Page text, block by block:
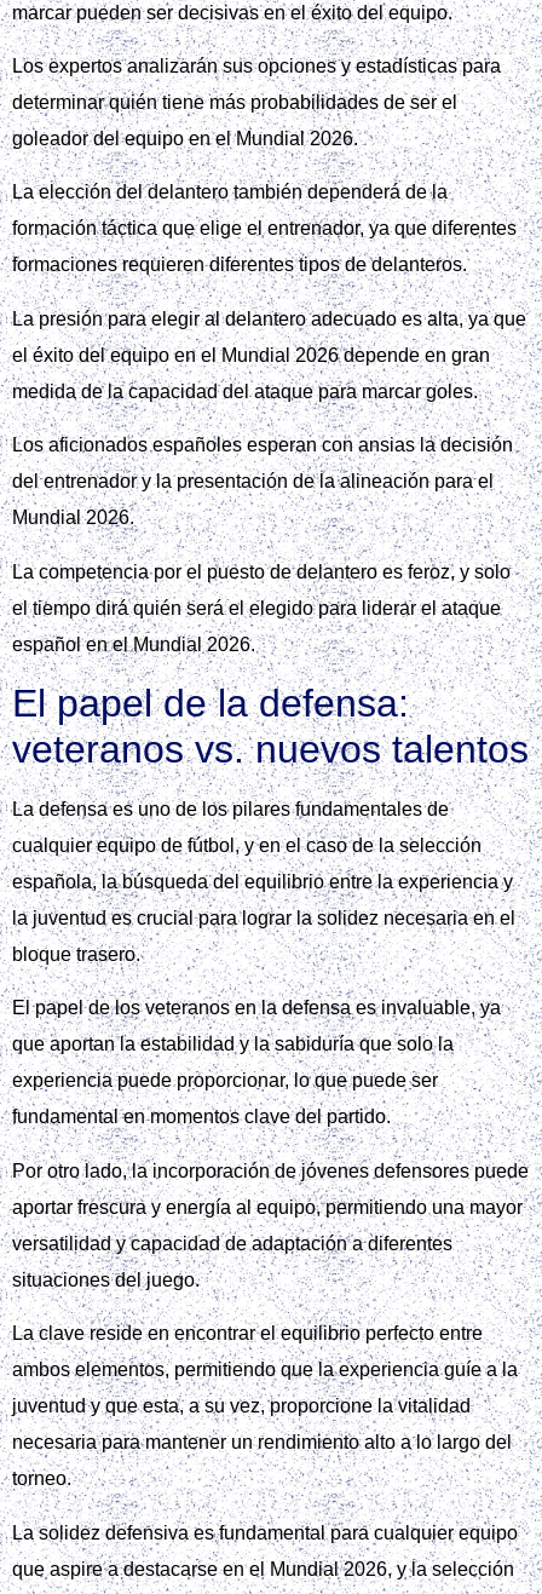
marcar pueden ser decisivas en el éxito del equipo.
Los expertos analizarán sus opciones y estadísticas para
determinar quién tiene más probabilidades de ser el
goleador del equipo en el Mundial 2026.
La elección del delantero también dependerá de la
formación táctica que elige el entrenador, ya que diferentes
formaciones requieren diferentes tipos de delanteros.
La presión para elegir al delantero adecuado es alta, ya que
el éxito del equipo en el Mundial 2026 depende en gran
medida de la capacidad del ataque para marcar goles.
Los aficionados españoles esperan con ansias la decisión
del entrenador y la presentación de la alineación para el
Mundial 2026.
La competencia por el puesto de delantero es feroz, y solo
el tiempo dirá quién será el elegido para liderar el ataque
español en el Mundial 2026.
El papel de la defensa:
veteranos vs. nuevos talentos
La defensa es uno de los pilares fundamentales de
cualquier equipo de fútbol, y en el caso de la selección
española, la búsqueda del equilibrio entre la experiencia y
la juventud es crucial para lograr la solidez necesaria en el
bloque trasero.
El papel de los veteranos en la defensa es invaluable, ya
que aportan la estabilidad y la sabiduría que solo la
experiencia puede proporcionar, lo que puede ser
fundamental en momentos clave del partido.
Por otro lado, la incorporación de jóvenes defensores puede
aportar frescura y energía al equipo, permitiendo una mayor
versatilidad y capacidad de adaptación a diferentes
situaciones del juego.
La clave reside en encontrar el equilibrio perfecto entre
ambos elementos, permitiendo que la experiencia guíe a la
juventud y que esta, a su vez, proporcione la vitalidad
necesaria para mantener un rendimiento alto a lo largo del
torneo.
La solidez defensiva es fundamental para cualquier equipo
que aspire a destacarse en el Mundial 2026, y la selección